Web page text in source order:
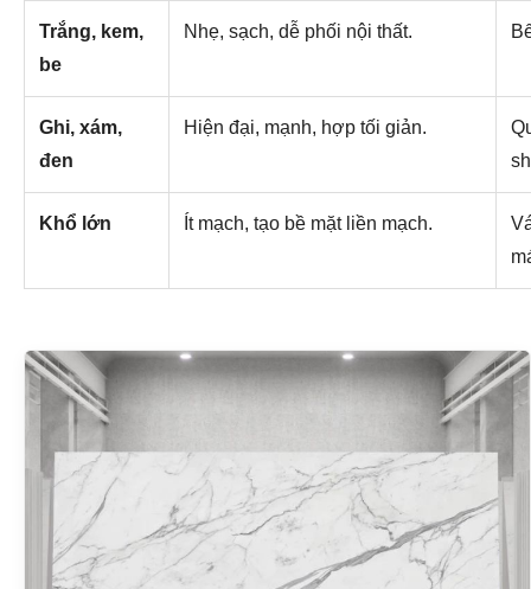
Trắng, kem,
be
Nhẹ, sạch, dễ phối nội thất.
Ghi, xám,
đen
Hiện đại, mạnh, hợp tối giản.
Khổ lớn Ít mạch, tạo bề mặt liền mạch.